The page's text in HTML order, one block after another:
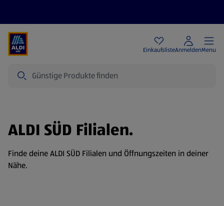
EinkaufslisteAnmeldenMenu
ALDI SÜD Filialen.
Finde deine ALDI SÜD Filialen und Öffnungszeiten in deiner
Nähe.